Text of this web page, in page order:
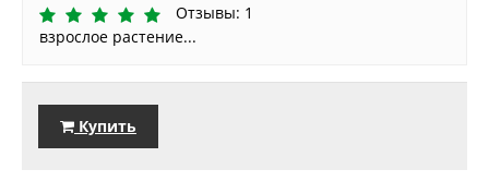
Отзывы: 1
взрослое растение...
Купить